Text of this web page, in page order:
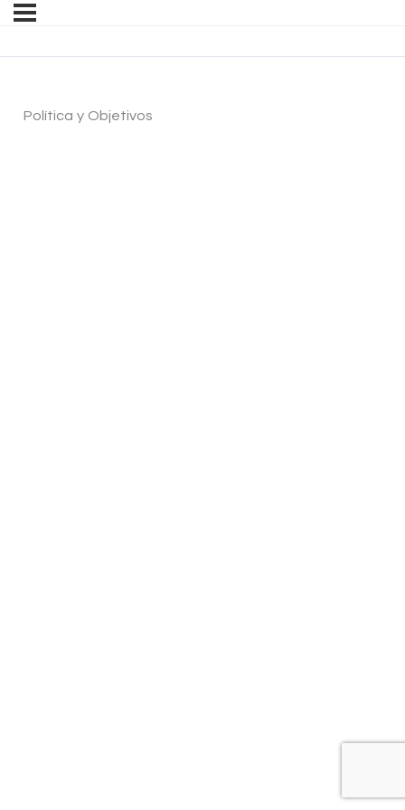
Política y Objetivos